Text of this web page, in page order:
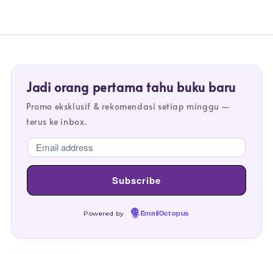
Jadi orang pertama tahu buku baru
Promo eksklusif & rekomendasi setiap minggu —
terus ke inbox.
Powered by EmailOctopus